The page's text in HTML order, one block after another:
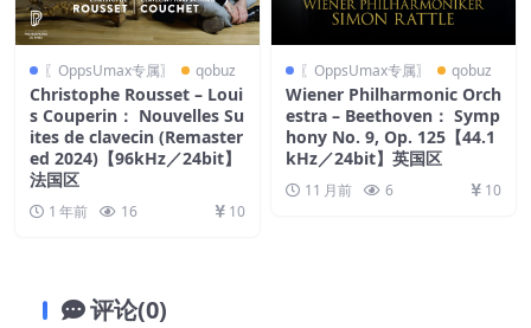
〖OppsUmax专属〗 qobuz
Christophe Rousset – Loui
s Couperin： Nouvelles Su
ites de clavecin (Remaster
ed 2024)【96kHz／24bit】
法国区
1 年前 16 10
〖OppsUmax专属〗 qobuz
Wiener Philharmonic Orch
estra – Beethoven： Symp
hony No. 9, Op. 125【44.1
kHz／24bit】英国区
11 月前 6 10
评论(0)